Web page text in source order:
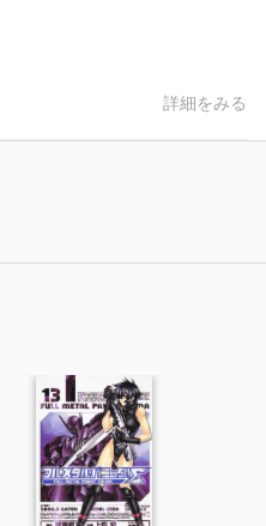
詳細をみる